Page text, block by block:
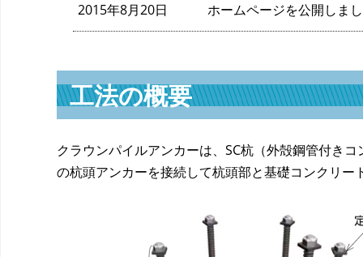
2015年8月20日 ホームページを公開しま
工法の概要
クラウンパイルアンカーは、SC杭（外殻鋼管付き
の杭頭アンカーを接続して杭頭部と基礎コンクリー